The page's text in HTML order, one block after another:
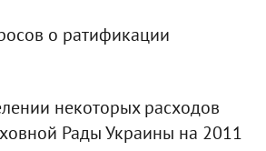
о ратификации
некоторых расходов
Рады Украины на 2011